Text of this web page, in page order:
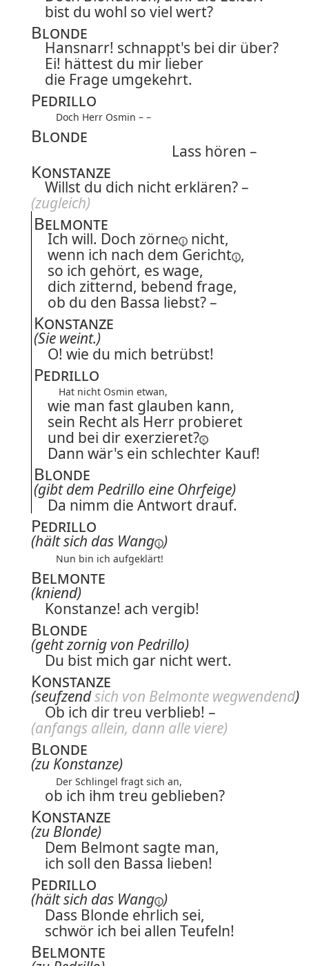
bist du wohl so viel wert?
Blonde
Hansnarr! schnappt's bei dir über?
Ei! hättest du mir lieber
die Frage umgekehrt.
Pedrillo
Doch Herr Osmin – –
Blonde
Lass hören –
Konstanze
Willst du dich nicht erklären? –
(zugleich)
Belmonte
Ich will. Doch zörne
nicht,
wenn ich nach dem Gericht ,
so ich gehört, es wage,
dich zitternd, bebend frage,
ob du den Bassa liebst? –
Konstanze
(Sie weint.)
O! wie du mich betrübst!
Pedrillo
Hat nicht Osmin etwan,
wie man fast glauben kann,
sein Recht als Herr probieret
und bei dir exerzieret?
Dann wär's ein schlechter Kauf!
Blonde
(gibt dem Pedrillo eine Ohrfeige)
Da nimm die Antwort drauf.
Pedrillo
(hält sich das Wang )
Nun bin ich aufgeklärt!
Belmonte
(kniend)
Konstanze! ach vergib!
Blonde
(geht zornig von Pedrillo)
Du bist mich gar nicht wert.
Konstanze
(seufzendsich von Belmonte wegwendend)
Ob ich dir treu verblieb! –
(anfangs allein, dann alle viere)
Blonde
(zu Konstanze)
Der Schlingel fragt sich an,
ob ich ihm treu geblieben?
Konstanze
(zu Blonde)
Dem Belmont sagte man,
ich soll den Bassa lieben!
Pedrillo
(hält sich das Wang )
Dass Blonde ehrlich sei,
schwör ich bei allen Teufeln!
Belmonte